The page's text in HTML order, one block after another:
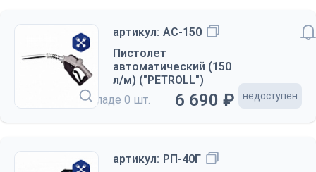
артикул: АС-150
Пистолет
автоматический (150
л/м) ("PETROLL")
на складе 0 шт. 6 690 ₽ недоступен
артикул: РП-40Г